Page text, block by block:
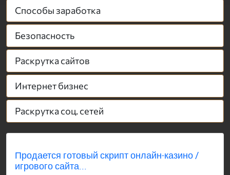
Способы заработка
Безопасность
Раскрутка сайтов
Интернет бизнес
Раскрутка соц. сетей
Продается готовый скрипт онлайн-казино /
игрового сайта...